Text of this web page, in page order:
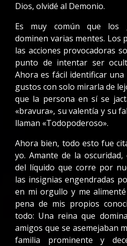
Dios, olvidé al Demonio.
Es muy común que los
dominen varias mentes. Los
las acciones provocadoras
punto de intentar ser
Ahora es fácil identificar
gustos con solo mirarla de
que la persona en sí se
«bravura», su valentía y su
llaman «Todopoderoso».
Ahora bien, todo esto fue
yo. Amante de la
del líquido que corre por
las insignias engendradas
en mi orgullo y me
pena de mis propios
todo: Una reina que
amigos que se asemejaban
familia prominente y